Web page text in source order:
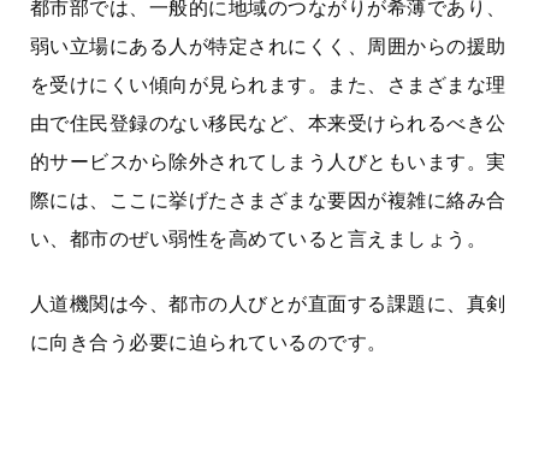
都市部では、一般的に地域のつながりが希薄であり、
弱い立場にある人が特定されにくく、周囲からの援助
を受けにくい傾向が見られます。また、さまざまな理
由で住民登録のない移民など、本来受けられるべき公
的サービスから除外されてしまう人びともいます。実
際には、ここに挙げたさまざまな要因が複雑に絡み合
い、都市のぜい弱性を高めていると言えましょう。
人道機関は今、都市の人びとが直面する課題に、真剣
に向き合う必要に迫られているのです。